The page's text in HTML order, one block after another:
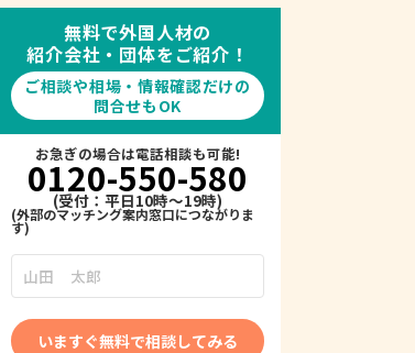
無料で外国人材の
紹介会社・団体をご紹介！
ご相談や相場・情報確認だけの
問合せもOK
お急ぎの場合は電話相談も可能!
0120-550-580
(受付：平日10時～19時)
いますぐ無料で相談してみる